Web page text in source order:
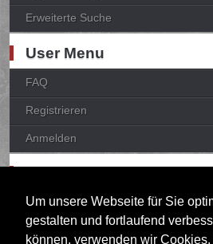
Um unsere Webseite für Sie
gestalten und fortlaufend
können, verwenden wir
Erweiterte Suche
User Menu
FAQ
Registrieren
Anmelden